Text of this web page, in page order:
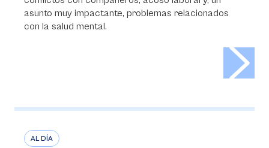
asunto muy impactante, problemas relacionados
con la salud mental.
AL DÍA